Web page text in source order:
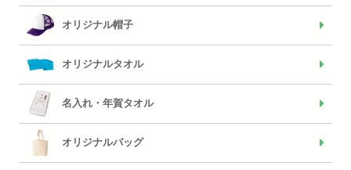
オリジナル帽子
オリジナルタオル
名入れ・年賀タオル
オリジナルバッグ